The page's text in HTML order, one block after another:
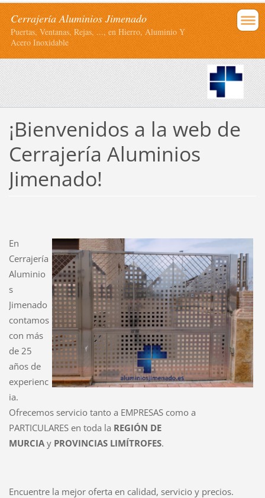
Cerrajería Aluminios Jimenado
Puertas, Ventanas, Rejas, ..., en Hierro, Aluminio Y
Acero Inoxidable
¡Bienvenidos a la web de
Cerrajería Aluminios
Jimenado!
En
Cerrajería
Aluminio
s
Jimenado
contamos
con más
de 25
años de
experienc
ia.
Ofrecemos servicio tanto a EMPRESAS como a
PARTICULARES en toda la REGIÓN DE
MURCIAy PROVINCIAS LIMÍTROFES.
Encuentre la mejor oferta en calidad, servicio y precios.